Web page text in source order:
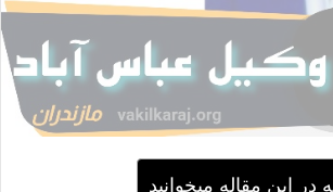
در این مقاله میخوانید